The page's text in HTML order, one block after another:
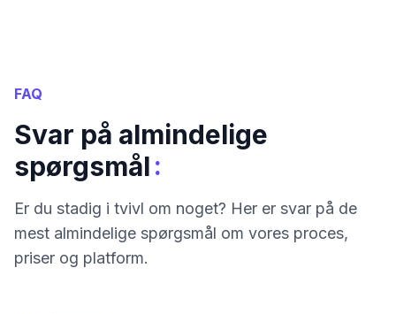
FAQ
Svar på almindelige
spørgsmål:
Er du stadig i tvivl om noget? Her er svar på de
mest almindelige spørgsmål om vores proces,
priser og platform.